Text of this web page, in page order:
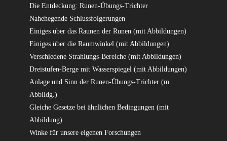
Die Entdeckung: Runen-Übungs-Trichter
Nahehegende Schlussfolgerungen
Einiges über das Raunen der Runen (mit Abbildungen)
Einiges über die Raumwinkel (mit Abbildungen)
Verschiedene Strahlungs-Bereiche (mit Abbildungen)
Dreistufen-Berge mit Wasserspiegel (mit Abbildungen)
Anlage und Sinn der Runen-Übungs-Trichter (m.
Abbildg.)
Gleiche Gesetze bei ähnlichen Bedingungen (mit
Abbildung)
Winke für unsere eigenen Forschungen